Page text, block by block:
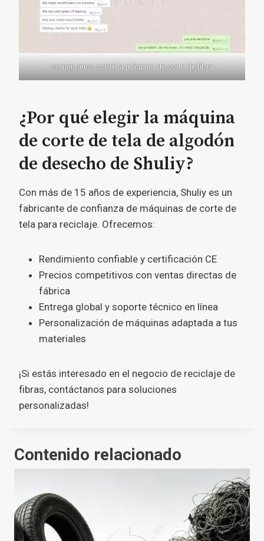
comentarios sobre la máquina de corte de fibra
¿Por qué elegir la máquina
de corte de tela de algodón
de desecho de Shuliy?
Con más de 15 años de experiencia, Shuliy es un
fabricante de confianza de máquinas de corte de
tela para reciclaje. Ofrecemos:
Rendimiento confiable y certificación CE
Precios competitivos con ventas directas de
fábrica
Entrega global y soporte técnico en línea
Personalización de máquinas adaptada a tus
materiales
¡Si estás interesado en el negocio de reciclaje de
fibras, contáctanos para soluciones
personalizadas!
Contenido relacionado